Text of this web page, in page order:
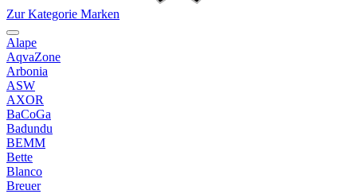
Zur Kategorie Marken
Alape
AqvaZone
Arbonia
ASW
AXOR
BaCoGa
Badundu
BEMM
Bette
Blanco
Breuer